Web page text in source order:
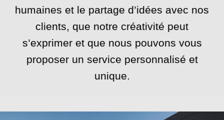
humaines et le partage d’idées avec nos
clients, que notre créativité peut
s’exprimer et que nous pouvons vous
proposer un service personnalisé et
unique.